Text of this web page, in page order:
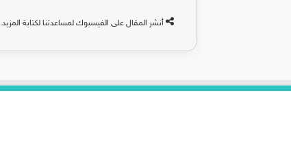
أنشر المقال على الفيسبوك لمساعدتنا لكتابة المزيد.